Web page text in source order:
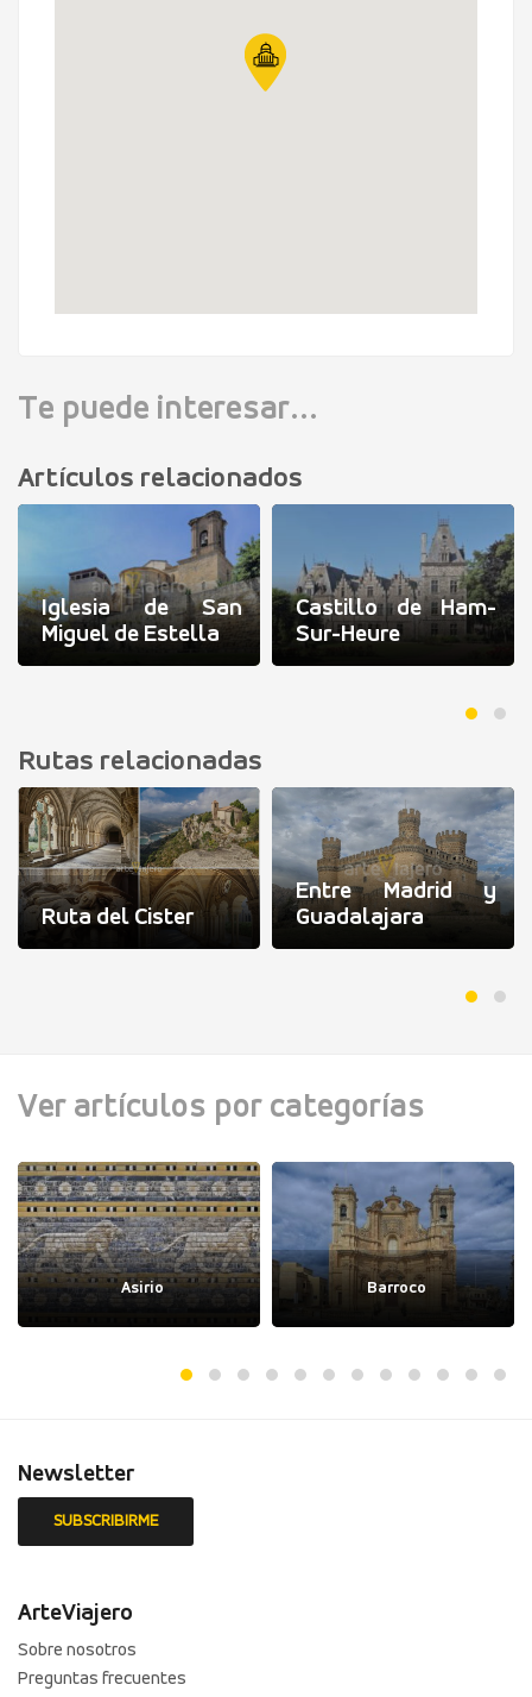
Te puede interesar...
Artículos relacionados
Iglesia de San
Miguel de Estella
Castillo de Ham-
Sur-Heure
Rutas relacionadas
Ruta del Cister
Entre Madrid y
Guadalajara
Ver artículos por categorías
Asirio Barroco
Newsletter
ArteViajero
Sobre nosotros
Preguntas frecuentes